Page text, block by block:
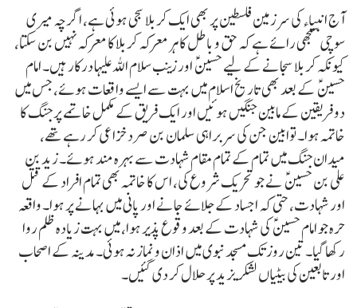
آج انبیاء کی سرزمین فلسطین پر بھی ایک کربلا سجی ہوئی ہے، اگرچہ میری
سوچی سمجھی رائے ہے کہ حق و باطل کا ہر معرکہ کربلا کا معرکہ نہیں بن سکتا،
کیونکہ کربلا سجانے کے لیے حسین ؑ اور زینب سلام اللہ علیہا درکار ہیں۔ امام
حسین ؑ کے بعد بھی تاریخ اسلام میں بہت سے ایسے واقعات ہوئے، جس میں
دو فریقین کے مابین جنگیں ہوئیں اور ایک فریق کے مکمل خاتمے پر جنگ کا
خاتمہ ہوا۔ توابین جن کی سربراہی سلمان بن صرد خزاعی کر رہے تھے،
میدان جنگ میں تمام کے تمام مقام شہادت سے بہرہ مند ہوئے۔ زید بن
علی بن حسین ؑ نے جو تحریک شروع کی، اس کا خاتمہ بھی تمام افراد کے قتل
اور شہادت، حتی کہ اجساد کے جلائے جانے اور پانی میں بہانے پر ہوا۔ واقعہ
حرہ جو امام حسین ؑ کی شہادت کے بعد وقوع پذیر ہوا، میں بہت زیادہ ظلم روا
رکھا گیا۔ تین روز تک مسجد نبوی میں اذان و نماز نہ ہوئی۔ مدینہ کے اصحاب
اور تابعین کی بیٹیاں لشکر یزید پر حلال کر دی گئیں۔